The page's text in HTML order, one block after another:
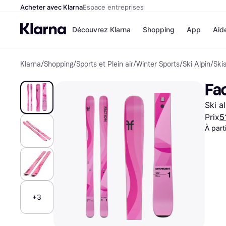
Acheter avec KlarnaEspace entreprises
Découvrez Klarna
Options de
Payer maintenant
Paiement en 3 fois
Paiement à 30 jours
Klarna sur Apple Pay
Shopping
Magasins
Airbnb
Temu
JD
App
Klarna/Shopping/Sports et Plein air/Winter Sports/Ski Alpin/
+3
Ski
Prix
À